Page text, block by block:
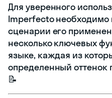
Для уверенного
Imperfecto необходимо
сценарии его
несколько ключевых
языке, каждая из
определенный
📝